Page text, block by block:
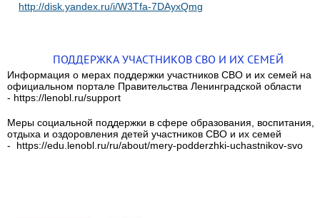
http://disk.yandex.ru/i/W3Tfa-7DAyxQmg
ПОДДЕРЖКА УЧАСТНИКОВ СВО И ИХ СЕМЕЙ
Информация о мерах поддержки участников СВО и их семей на
официальном портале Правительства Ленинградской области
- https://lenobl.ru/support
Меры социальной поддержки в сфере образования, воспитания,
отдыха и оздоровления детей участников СВО и их семей
- https://edu.lenobl.ru/ru/about/mery-podderzhki-uchastnikov-svo